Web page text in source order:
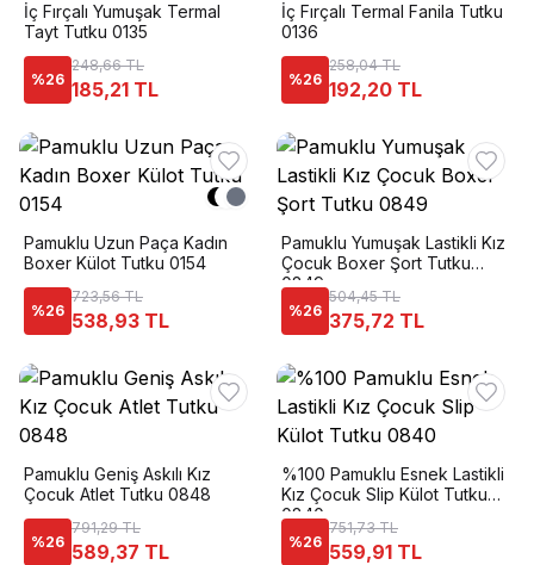
İç Fırçalı Yumuşak Termal
Tayt Tutku 0135
%26
248,66 TL
185,21 TL
İç Fırçalı Termal Fanila Tutku
0136
%26
258,04 TL
192,20 TL
Pamuklu Uzun Paça Kadın
Boxer Külot Tutku 0154
%26
723,56 TL
538,93 TL
Pamuklu Yumuşak Lastikli Kız
Çocuk Boxer Şort Tutku
0849
%26
504,45 TL
375,72 TL
Pamuklu Geniş Askılı Kız
Çocuk Atlet Tutku 0848
%26
791,29 TL
589,37 TL
%100 Pamuklu Esnek Lastikli
Kız Çocuk Slip Külot Tutku
0840
%26
751,73 TL
559,91 TL